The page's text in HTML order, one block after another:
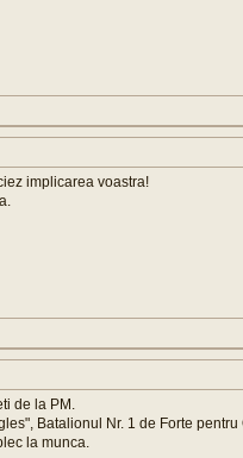
implicarea voastra!
de la PM.
Batalionul Nr. 1 de Forte
la munca.